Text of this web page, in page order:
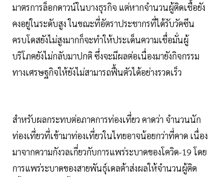
มาตรการล็อกดาวน์ในบางธุรกิจ แต่หากจำนวนผู้ติดเชื้อยัง
คงอยู่ในระดับสูง ในขณะที่อัตราประชากรที่ได้รับวัคซีน
ครบโดสยังไม่สูงมากก็จะทำให้ประเด็นความเชื่อมั่นผู้
บริโภคยังไม่กลับมาปกติ ซึ่งจะมีผลต่อเนื่องมายังกิจกรรม
ทางเศรษฐกิจให้ยังไม่สามารถฟื้นตัวได้อย่างรวดเร็ว
สำหรับผลกระทบต่อภาคการท่องเที่ยว คาดว่า จำนวนนัก
ท่องเที่ยวที่เข้ามาท่องเที่ยวในไทยอาจน้อยกว่าที่คาด เนื่อง
มาจากความกังวลเกี่ยวกับการแพร่ระบาดของโควิด-19 โดย
การแพร่ระบาดของสายพันธุ์เดลต้าส่งผลให้จำนวนผู้ติด